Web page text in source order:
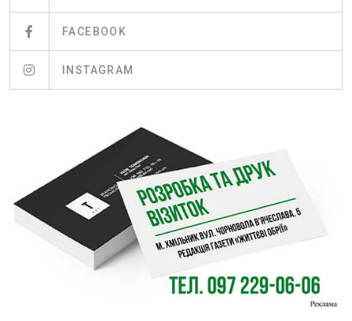
FACEBOOK
INSTAGRAM